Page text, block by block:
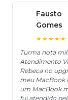
Fausto
Gomes
★★★★★
Turma nota mil.
Atendimento
Rebeca no
meu MacBook
um MacBook
fui atendido